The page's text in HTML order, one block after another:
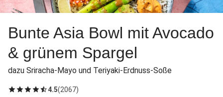
Bunte Asia Bowl mit Avocado
& grünem Spargel
dazu Sriracha-Mayo und Teriyaki-Erdnuss-Soße
4.5(2067)